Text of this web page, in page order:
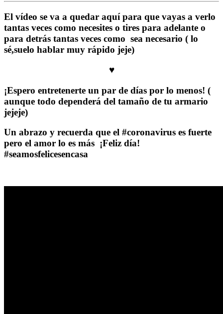
El vídeo se va a quedar aquí para que vayas a verlo
tantas veces como necesites o tires para adelante o
para detrás tantas veces como sea necesario ( lo
sé,suelo hablar muy rápido jeje)
♥
¡Espero entretenerte un par de días por lo menos! (
aunque todo dependerá del tamaño de tu armario
jejeje)
Un abrazo y recuerda que el #coronavirus es fuerte
pero el amor lo es más ¡Feliz día!
#seamosfelicesencasa